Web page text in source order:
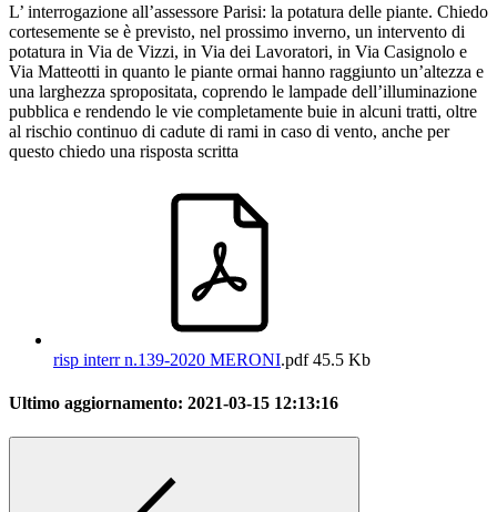
L’ interrogazione all’assessore Parisi: la potatura delle piante. Chiedo
cortesemente se è previsto, nel prossimo inverno, un intervento di
potatura in Via de Vizzi, in Via dei Lavoratori, in Via Casignolo e
Via Matteotti in quanto le piante ormai hanno raggiunto un’altezza e
una larghezza spropositata, coprendo le lampade dell’illuminazione
pubblica e rendendo le vie completamente buie in alcuni tratti, oltre
al rischio continuo di cadute di rami in caso di vento, anche per
questo chiedo una risposta scritta
risp interr n.139-2020 MERONI.pdf45.5 Kb
Ultimo aggiornamento: 2021-03-15 12:13:16